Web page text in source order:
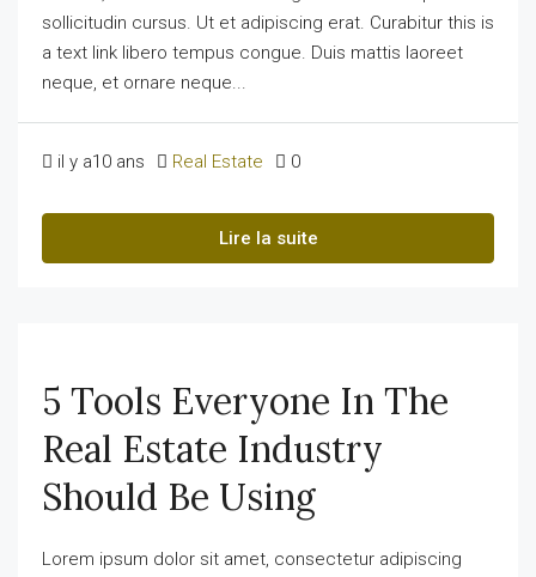
sollicitudin cursus. Ut et adipiscing erat. Curabitur this is
a text link libero tempus congue. Duis mattis laoreet
neque, et ornare neque...
il y a10 ans Real Estate 0
Lire la suite
5 Tools Everyone In The
Real Estate Industry
Should Be Using
Lorem ipsum dolor sit amet, consectetur adipiscing